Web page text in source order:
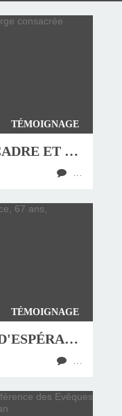
TÉMOIGNAGE
MOI, CLAIRE, CADRE ET VIERGE CONSACRÉE
TÉMOIGNAGE
TÉMOIGNAGE D'ESPÉRANCE, 67 ANS, ENSEIGNANTE RETRAITÉE